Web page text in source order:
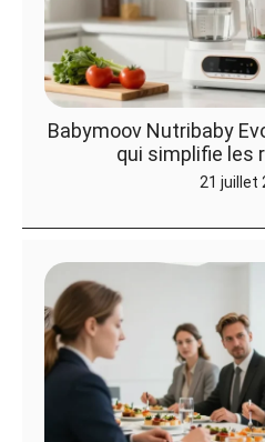
Babymoov Nutribaby
qui simplifie les
21 juillet